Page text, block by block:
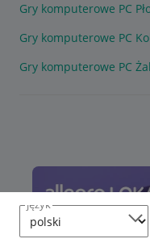
język
Gry komputerowe PC
Gry komputerowe PC
Gry komputerowe PC